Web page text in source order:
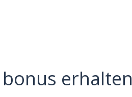
erhalten